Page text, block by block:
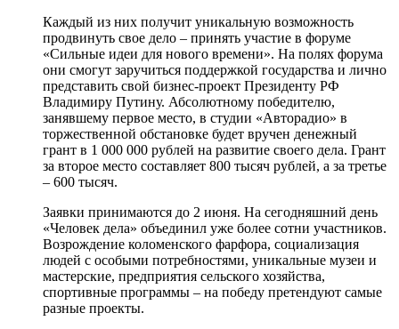
Каждый из них получит уникальную возможность
продвинуть свое дело – принять участие в форуме
«Сильные идеи для нового времени». На полях форума
они смогут заручиться поддержкой государства и лично
представить свой бизнес-проект Президенту РФ
Владимиру Путину. Абсолютному победителю,
занявшему первое место, в студии «Авторадио» в
торжественной обстановке будет вручен денежный
грант в 1 000 000 рублей на развитие своего дела. Грант
за второе место составляет 800 тысяч рублей, а за третье
– 600 тысяч.
Заявки принимаются до 2 июня. На сегодняшний день
«Человек дела» объединил уже более сотни участников.
Возрождение коломенского фарфора, социализация
людей с особыми потребностями, уникальные музеи и
мастерские, предприятия сельского хозяйства,
спортивные программы – на победу претендуют самые
разные проекты.